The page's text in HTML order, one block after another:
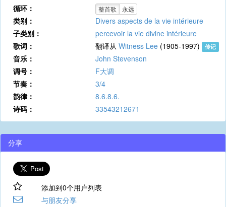
循环： 整首歌 永远
类别：
Divers aspects de la vie intérieure
子类别：
percevoir la vie divine intérieure
歌词：
翻译从 Witness Lee (1905-1997) 传记
音乐：
John Stevenson
调号：
F大调
节奏：
3/4
韵律：
8.6.8.6.
诗码：
33543212671
分享
添加到0个用户列表
与朋友分享